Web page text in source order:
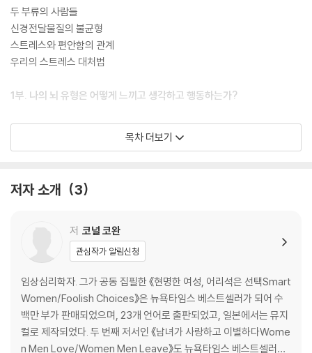
두 부류의 사람들
신경전달물질의 불균형
스트레스와 편안함의 관계
우리의 스트레스 대처법
1부. 나의 뇌 유형은 어떻게 느끼고 생각하고 행동하는가?
1. 피할 수 없는 각성의 밀당
외향형과 내향형
2. 감정 조절의 롤러코스터
감정적 취약성
건강염려증과 건강불감증
반응성, 유연성, 적응성
충동 조절과 만족 지연
낙관주의와 비관주의
위험 내성
목차 더보기
저자 소개 3
저 코널 코완
관심작가 알림신청
임상심리학자. 그가 공동 집필한 《현명한 여성, 어리석은 선택Smart
Women/Foolish Choices》은 뉴욕타임스 베스트셀러가 되어 수
백만 부가 판매되었으며, 23개 언어로 출판되었고, 일본에서는 뮤지
컬로 제작되었다. 두 번째 저서인 《남녀가 사랑하고 이별하다Wome
n Men Love/Women Men Leave》도 뉴욕타임스 베스트셀러가